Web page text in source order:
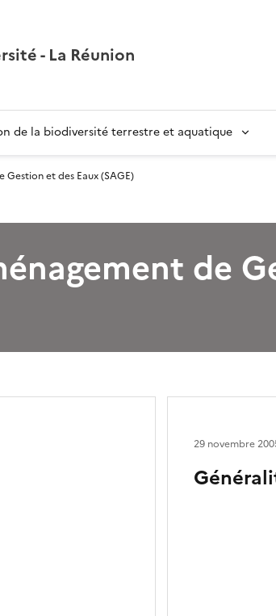
- La Réunion
de la biodiversité terrestre et aquatique
Gestion et des Eaux (SAGE)
de
29 novembre